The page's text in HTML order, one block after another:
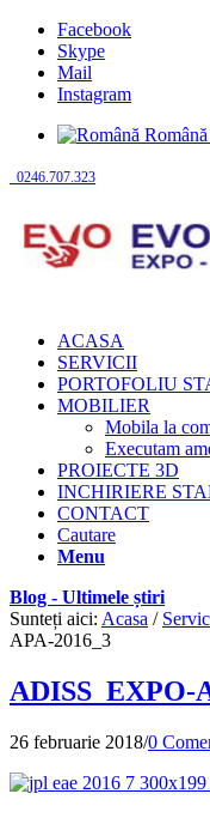
Facebook
Skype
Mail
Instagram
Română
0246.707.323
ACASA
SERVICII
PORTOFOLIU
MOBILIER
Mobila la
Executam
PROIECTE 3D
INCHIRIERE
CONTACT
Cautare
Menu
Blog - Ultimele știri
Sunteți aici: Acasa /
APA-2016_3
ADISS_EXPO-
26 februarie 2018/0